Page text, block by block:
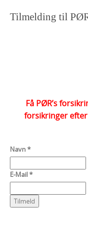
Tilmelding til
Få PØR’s
forsikringer
Navn*
E-Mail*